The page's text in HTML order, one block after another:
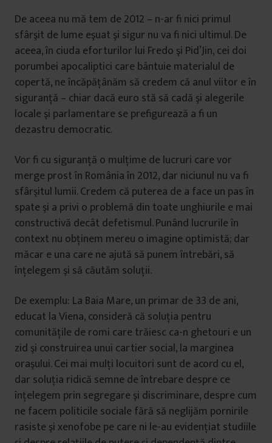
De aceea nu mă tem de 2012 – n-ar fi nici primul
sfârşit de lume eşuat şi sigur nu va fi nici ultimul. De
aceea, în ciuda eforturilor lui Fredo şi Pid’Jin, cei doi
porumbei apocaliptici care bântuie materialul de
copertă, ne încăpăţânăm să credem că anul viitor e în
siguranţă – chiar dacă euro stă să cadă şi alegerile
locale şi parlamentare se prefigurează a fi un
dezastru democratic.
Vor fi cu siguranță o mulţime de lucruri care vor
merge prost în România în 2012, dar niciunul nu va fi
sfârşitul lumii. Credem că puterea de a face un pas în
spate şi a privi o problemă din toate unghiurile e mai
constructivă decât defetismul. Punând lucrurile în
context nu obţinem mereu o imagine optimistă; dar
măcar e una care ne ajută să punem întrebări, să
înţelegem şi să căutăm soluţii.
De exemplu: La Baia Mare, un primar de 33 de ani,
educat la Viena, consideră că soluţia pentru
comunităţile de romi care trăiesc ca-n ghetouri e un
zid şi construirea unui cartier social, la marginea
oraşului. Cei mai mulţi locuitori sunt de acord cu el,
dar soluţia ridică semne de întrebare despre ce
înţelegem prin segregare şi discriminare, despre cum
ne facem politicile sociale fără să neglijăm pornirile
rasiste şi xenofobe pe care ni le-au evidenţiat studiile